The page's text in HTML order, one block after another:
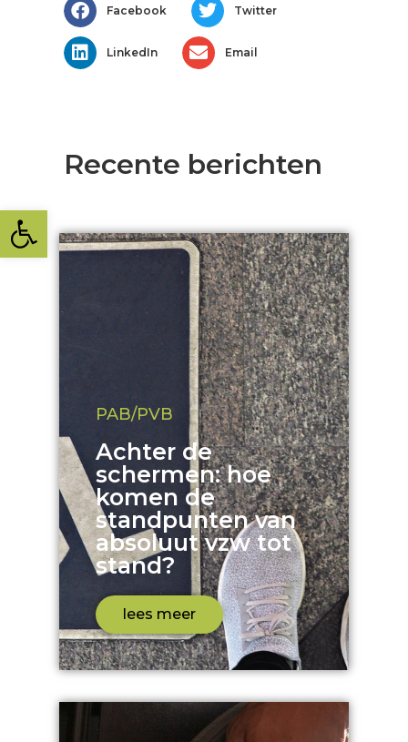
Toolbar openen
Facebook Twitter
LinkedIn Email
Recente berichten
PAB/PVB
Achter de
schermen: hoe
komen de
standpunten van
absoluut vzw tot
stand?
lees meer